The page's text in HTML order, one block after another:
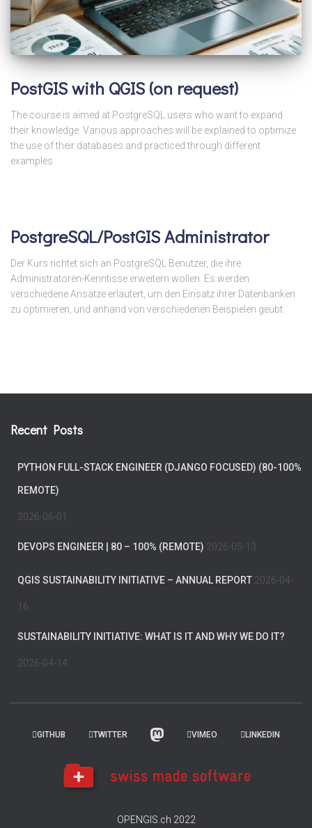
PostGIS with QGIS (on request)
The course is aimed at PostgreSQL users who want to expand
their knowledge. Various approaches will be explained to optimize
the use of their databases and practiced through different
examples.
PostgreSQL/PostGIS Administrator
Der Kurs richtet sich an PostgreSQL Benutzer, die ihre
Administratoren-Kenntisse erweitern wollen. Es werden
verschiedene Ansätze erläutert, um den Einsatz ihrer Datenbanken
zu optimieren, und anhand von verschiedenen Beispielen geübt.
Recent Posts
PYTHON FULL-STACK ENGINEER (DJANGO FOCUSED) (80-100%
REMOTE)
2026-06-01
DEVOPS ENGINEER | 80 – 100% (REMOTE) 2026-05-13
QGIS SUSTAINABILITY INITIATIVE – ANNUAL REPORT 2026-04-
16
SUSTAINABILITY INITIATIVE: WHAT IS IT AND WHY WE DO IT?
2026-04-14
GITHUB TWITTER VIMEO LINKEDIN
OPENGIS.ch 2022